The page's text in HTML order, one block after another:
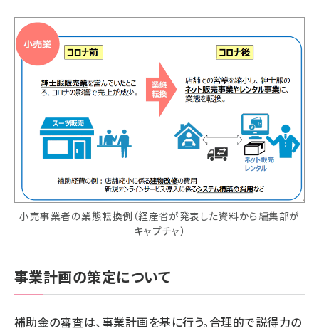
小売事業者の業態転換例（経産省が発表した資料から編集部が
キャプチャ）
事業計画の策定について
補助金の審査は、事業計画を基に行う。合理的で説得力の